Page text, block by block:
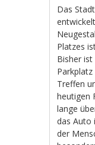
Das
Platzes
Bisher
Treffen
heutigen
lange
das Auto
der